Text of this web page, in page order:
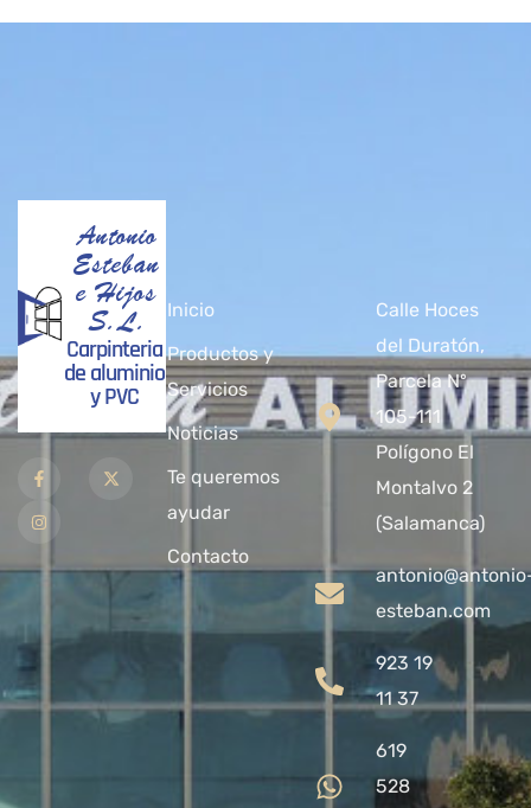
Antonio
Esteban
e Hijos
S.L.
Carpinteria
de aluminio
y PVC
Inicio
Productos y
Servicios
Noticias
Te queremos
ayudar
Contacto
Calle Hoces
del Duratón,
Parcela Nº
105-111
Polígono El
Montalvo 2
(Salamanca)
esteban.com
923 19
11 37
619
528